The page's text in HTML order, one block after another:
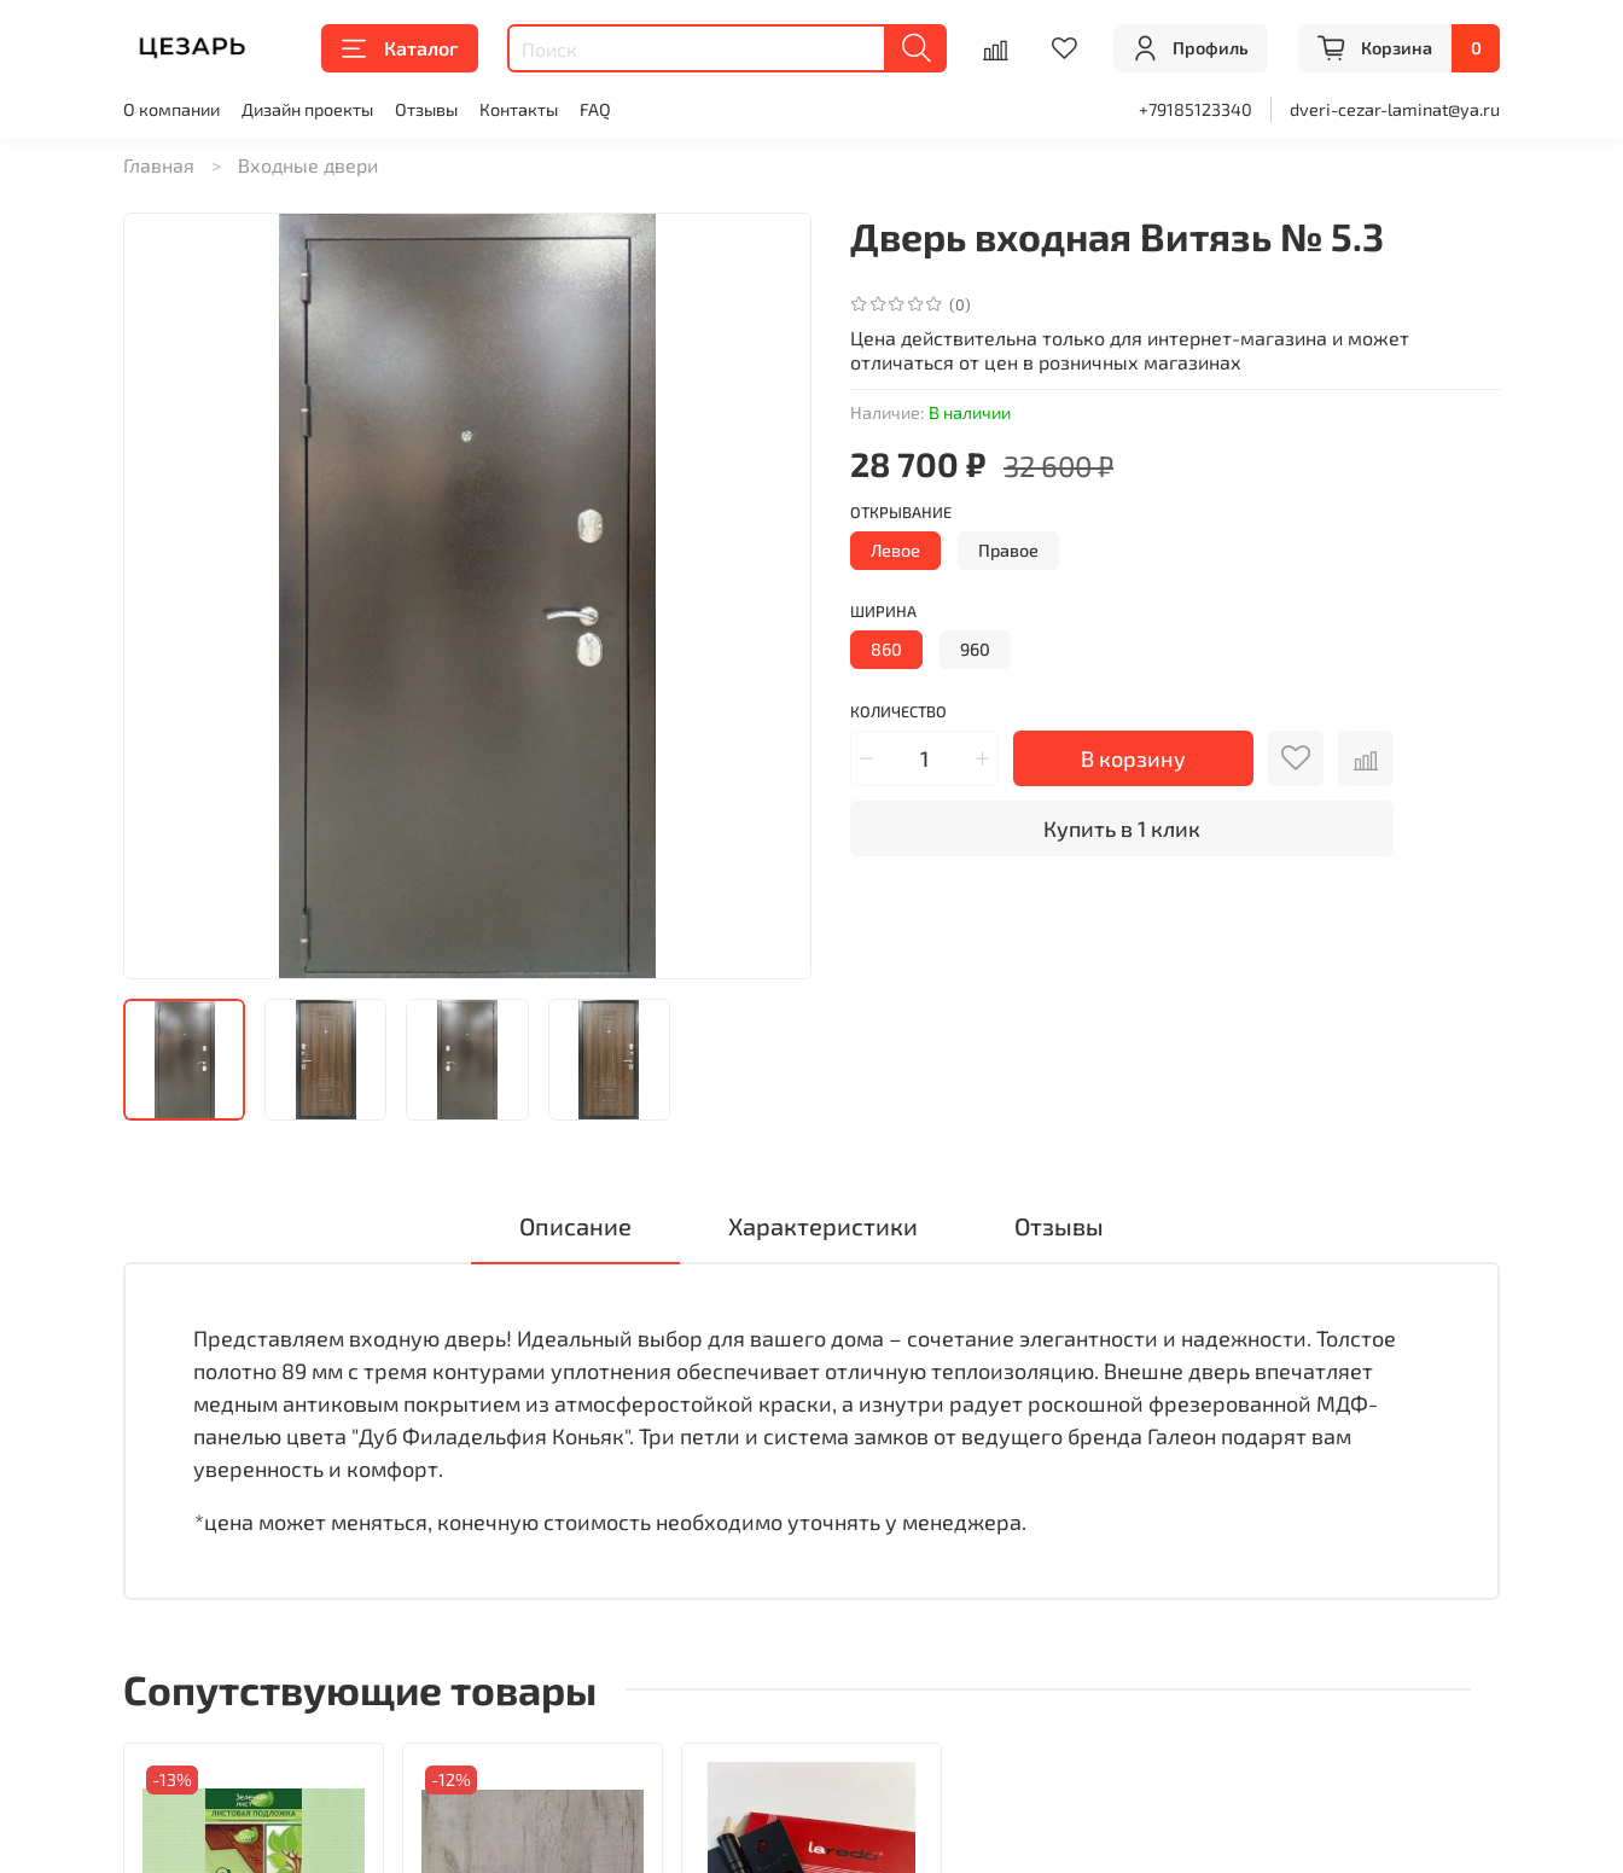
Каталог Профиль Корзина 0
О компании Дизайн проекты Отзывы Контакты FAQ +79185123340 dveri-cezar-laminat@ya.ru
Главная Входные двери
(0)
Наличие: В наличии
Дверь входная Витязь № 5.3
28 700 ₽ 32 600 ₽
КОЛИЧЕСТВО
В корзину
Купить в 1 клик
ОТКРЫВАНИЕ
Левое Правое
ШИРИНА
860 960
Цена действительна только для интернет-магазина и может
отличаться от цен в розничных магазинах
Описание Характеристики Отзывы
Представляем входную дверь! Идеальный выбор для вашего дома – сочетание элегантности и надежности. Толстое
полотно 89 мм с тремя контурами уплотнения обеспечивает отличную теплоизоляцию. Внешне дверь впечатляет
медным антиковым покрытием из атмосферостойкой краски, а изнутри радует роскошной фрезерованной МДФ-
панелью цвета "Дуб Филадельфия Коньяк". Три петли и система замков от ведущего бренда Галеон подарят вам
уверенность и комфорт.
*цена может меняться, конечную стоимость необходимо уточнять у менеджера.
Сопутствующие товары
-13% -12%